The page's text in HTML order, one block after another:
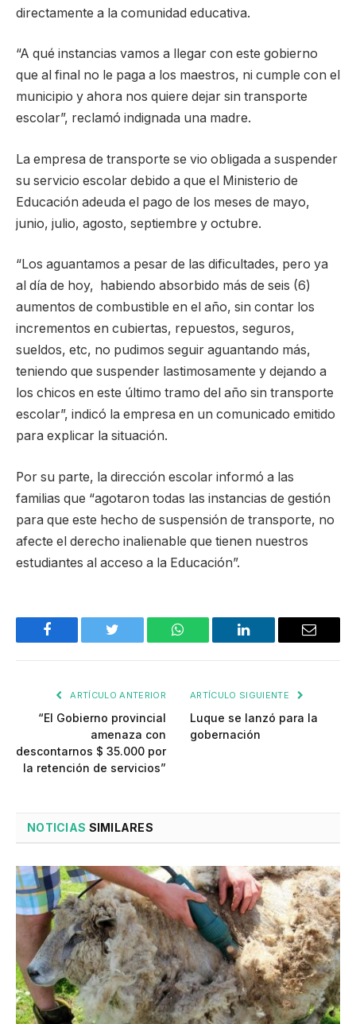
directamente a la comunidad educativa.
“A qué instancias vamos a llegar con este gobierno
que al final no le paga a los maestros, ni cumple con el
municipio y ahora nos quiere dejar sin transporte
escolar”, reclamó indignada una madre.
La empresa de transporte se vio obligada a suspender
su servicio escolar debido a que el Ministerio de
Educación adeuda el pago de los meses de mayo,
junio, julio, agosto, septiembre y octubre.
“Los aguantamos a pesar de las dificultades, pero ya
al día de hoy, habiendo absorbido más de seis (6)
aumentos de combustible en el año, sin contar los
incrementos en cubiertas, repuestos, seguros,
sueldos, etc, no pudimos seguir aguantando más,
teniendo que suspender lastimosamente y dejando a
los chicos en este último tramo del año sin transporte
escolar”, indicó la empresa en un comunicado emitido
para explicar la situación.
Por su parte, la dirección escolar informó a las
familias que “agotaron todas las instancias de gestión
para que este hecho de suspensión de transporte, no
afecte el derecho inalienable que tienen nuestros
estudiantes al acceso a la Educación”.
Facebook Twitter WhatsApp LinkedIn Email
ARTÍCULO ANTERIOR
“El Gobierno provincial
amenaza con
descontarnos $ 35.000 por
la retención de servicios”
ARTÍCULO SIGUIENTE
Luque se lanzó para la
gobernación
NOTICIAS SIMILARES